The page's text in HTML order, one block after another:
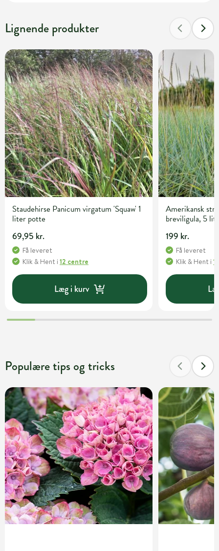
Lignende produkter
Staudehirse Panicum virgatum 'Squaw' 1
liter potte
69,95 kr.
Få leveret
Klik & Hent i 12 centre
Læg i kurv
Amerikansk
breviligula, 5
199 kr.
Få leveret
Klik & Hent i
Populære tips og tricks